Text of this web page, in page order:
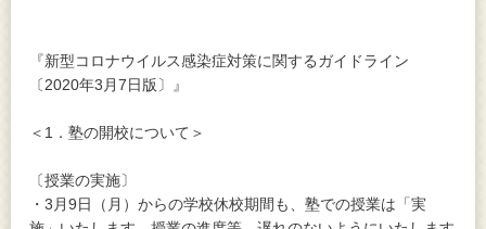
『新型コロナウイルス感染症対策に関するガイドライン
〔2020年3月7日版〕』
＜1．塾の開校について＞
〔授業の実施〕
・3月9日（月）からの学校休校期間も、塾での授業は「実